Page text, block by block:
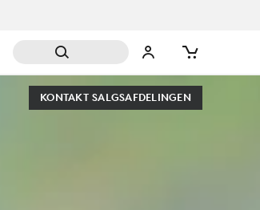
KONTAKT SALGSAFDELINGEN